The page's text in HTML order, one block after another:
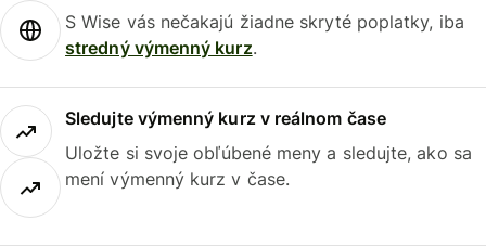
S Wise vás nečakajú žiadne skryté poplatky, iba
stredný výmenný kurz.
Sledujte výmenný kurz v reálnom čase
Uložte si svoje obľúbené meny a sledujte, ako sa
mení výmenný kurz v čase.